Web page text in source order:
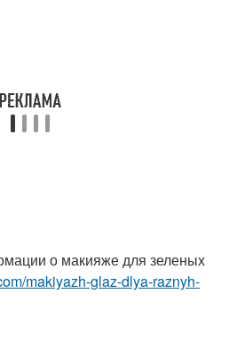
о макияже для зеленых
makiyazh-glaz-dlya-raznyh-